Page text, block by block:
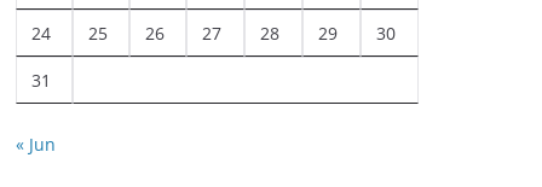
24 25 26 27 28 29 30
31
« Jun